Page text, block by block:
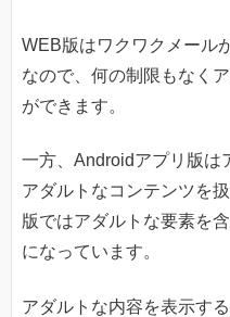
WEB版はワクワクメール
なので、何の制限もなく
ができます。
一方、Androidアプリ版は
アダルトなコンテンツを
版ではアダルトな要素を
になっています。
アダルトな内容を表示す